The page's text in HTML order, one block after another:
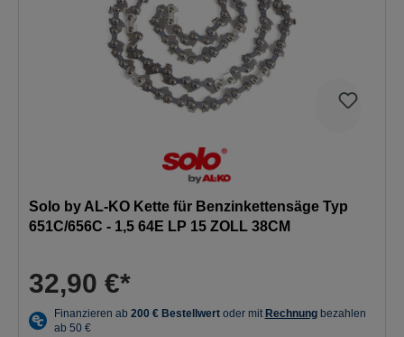
Solo by AL-KO Kette für Benzinkettensäge Typ
651C/656C - 1,5 64E LP 15 ZOLL 38CM
32,90 €*